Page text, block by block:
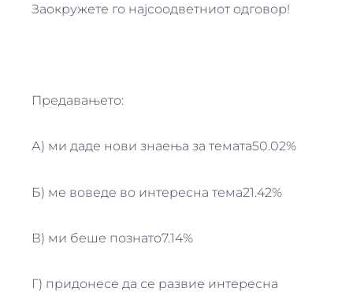
Заокружете го најсоодветниот одговор!
Предавањето:
А) ми даде нови знаења за темата50.02%
Б) ме воведе во интересна тема21.42%
В) ми беше познато7.14%
Г) придонесе да се развие интересна